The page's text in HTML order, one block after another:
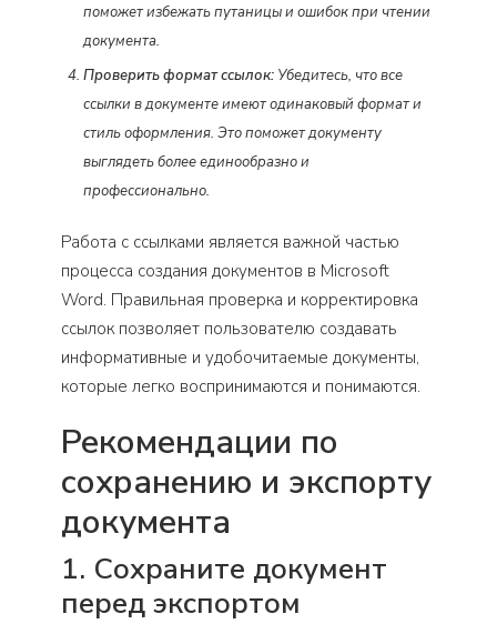
поможет избежать путаницы и ошибок при чтении
документа.
Проверить формат ссылок: Убедитесь, что все
ссылки в документе имеют одинаковый формат и
стиль оформления. Это поможет документу
выглядеть более единообразно и
профессионально.
Работа с ссылками является важной частью
процесса создания документов в Microsoft
Word. Правильная проверка и корректировка
ссылок позволяет пользователю создавать
информативные и удобочитаемые документы,
которые легко воспринимаются и понимаются.
Рекомендации по
сохранению и экспорту
документа
1. Сохраните документ
перед экспортом